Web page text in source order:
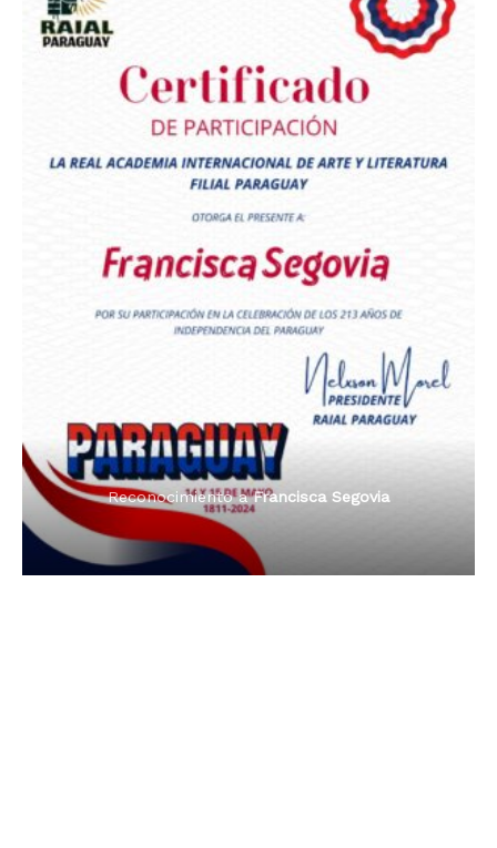
Dama de Oro 2024
Reconocimiento aFrancisca Segovia
Reconocimiento aFrancisca Segovia
Radio Tribuna Abierta
Radio Tribuna Abierta
Radio Oñondivepa Paraguay
Premio Orgullo Paraguayo
Reconocimiento aFrancisca Segovia